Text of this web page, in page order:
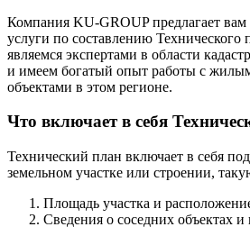
Компания KU-GROUP предлагает
услуги по составлению
являемся экспертами в области
и имеем богатый опыт работы с
объектами в этом регионе.
Что включает в себя
Технический план включает в себя
земельном участке или строении,
Площадь участка и
Сведения о соседних объектах и